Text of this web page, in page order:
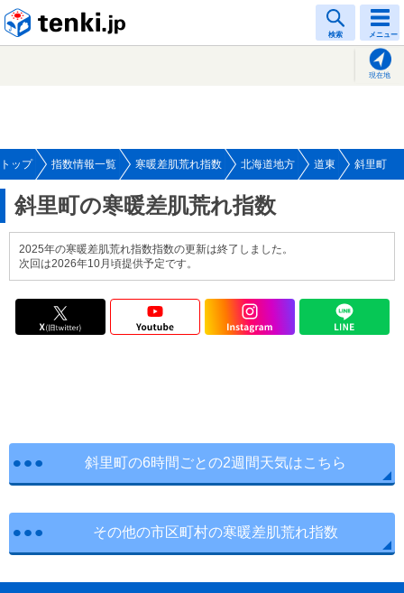
検索 メニュー
現在地
トップ 指数情報一覧 寒暖差肌荒れ指数 北海道地方 道東 斜里町
斜里町の寒暖差肌荒れ指数
2025年の寒暖差肌荒れ指数指数の更新は終了しました。
次回は2026年10月頃提供予定です。
斜里町の6時間ごとの2週間天気はこちら
その他の市区町村の寒暖差肌荒れ指数